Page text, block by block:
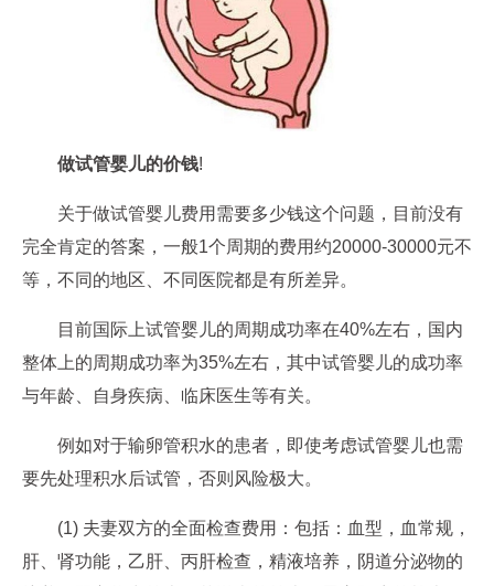
做试管婴儿的价钱!
关于做试管婴儿费用需要多少钱这个问题，目前没有
完全肯定的答案，一般1个周期的费用约20000-30000元不
等，不同的地区、不同医院都是有所差异。
目前国际上试管婴儿的周期成功率在40%左右，国内
整体上的周期成功率为35%左右，其中试管婴儿的成功率
与年龄、自身疾病、临床医生等有关。
例如对于输卵管积水的患者，即使考虑试管婴儿也需
要先处理积水后试管，否则风险极大。
(1) 夫妻双方的全面检查费用：包括：血型，血常规，
肝、肾功能，乙肝、丙肝检查，精液培养，阴道分泌物的